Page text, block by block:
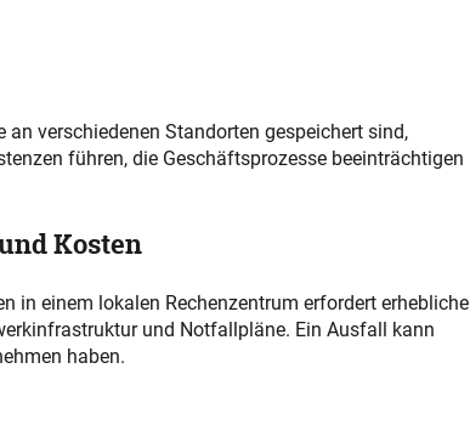
an verschiedenen Standorten gespeichert sind,
führen, die Geschäftsprozesse beeinträchtigen
Kosten
in einem lokalen Rechenzentrum erfordert erhebliche
und Notfallpläne. Ein Ausfall kann
haben.